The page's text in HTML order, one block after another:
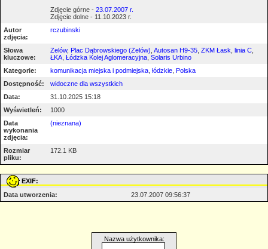
Zdjęcie górne - 23.07.2007 r.
Zdjęcie dolne - 11.10.2023 r.
Autor
zdjęcia:
rczubinski
Słowa
kluczowe:
Zelów, Plac Dąbrowskiego (Zelów) Autosan H9-35 ZKM Łask linia C
ŁKA Łódzka Kolej Aglomeracyjna Solaris Urbino
Kategorie:
komunikacja miejska i podmiejska łódzkie Polska
Dostępność:
widoczne dla wszystkich
Data:
31.10.2025 15:18
Wyświetleń:
1000
Data
wykonania
zdjęcia:
(nieznana)
Rozmiar
pliku:
172.1 KB
EXIF:
Data utworzenia:
23.07.2007 09:56:37
Nazwa użytkownika: